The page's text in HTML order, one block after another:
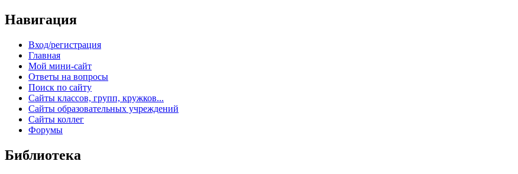
Навигация
Вход/регистрация
Главная
Мой мини-сайт
Ответы на вопросы
Поиск по сайту
Сайты классов, групп, кружков...
Сайты образовательных учреждений
Сайты коллег
Форумы
Библиотека